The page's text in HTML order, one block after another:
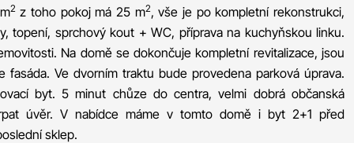
2z toho pokoj má 25 m2, vše je po kompletní rekonstrukci,
topení, sprchový kout + WC, příprava na kuchyňskou linku.
Na domě se dokončuje kompletní revitalizace, jsou
fasáda. Ve dvorním traktu bude provedena parková úprava.
byt. 5 minut chůze do centra, velmi dobrá občanská
úvěr. V nabídce máme v tomto domě i byt 2+1 před
sklep.